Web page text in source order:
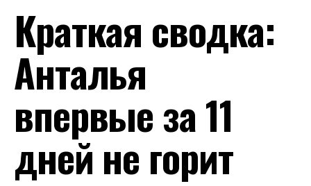
Краткая сводка:
Анталья
впервые за 11
дней не горит